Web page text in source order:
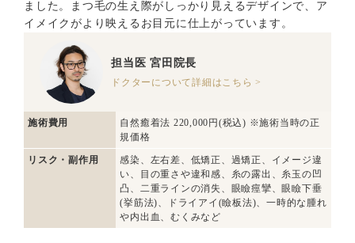
ました。まつ毛の生え際がしっかり見えるデザインで、ア
イメイクがより映えるお目元に仕上がっています。
担当医 宮田院長
ドクターについて詳細はこちら >
施術費用
自然癒着法 220,000円(税込) ※施術当時の正
規価格
リスク・副作用
感染、左右差、低矯正、過矯正、イメージ違
い、目の重さや違和感、糸の露出、糸玉の凹
凸、二重ラインの消失、眼瞼痙攣、眼瞼下垂
(挙筋法)、ドライアイ(瞼板法)、一時的な腫れ
や内出血、むくみなど